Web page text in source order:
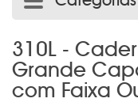
ETIQUETAS
ADESIVOS E
310L -
Grande
com Faixa